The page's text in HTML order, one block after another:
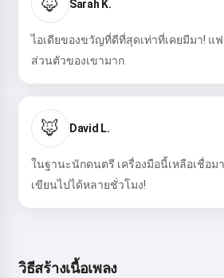
Sarah K.
ไอเดียของขวัญที่ดีที่สุดเท่าที่เคยมีมา! แ
ส่วนตัวของเขามาก
🦊 David L.
ในฐานะนักดนตรี เครื่องมือนี้เหลือเชื่อม
เขียนไปได้หลายชั่วโมง!
วิธีสร้างเนื้อเพลง